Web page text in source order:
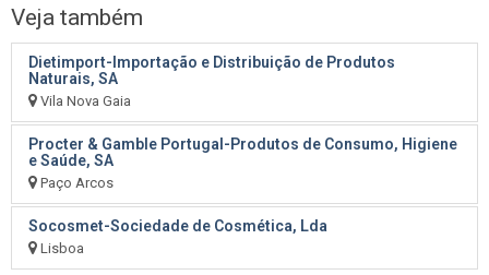
Veja também
Dietimport-Importação e Distribuição de Produtos
Naturais, SA
Vila Nova Gaia
Procter & Gamble Portugal-Produtos de Consumo, Higiene
e Saúde, SA
Paço Arcos
Socosmet-Sociedade de Cosmética, Lda
Lisboa